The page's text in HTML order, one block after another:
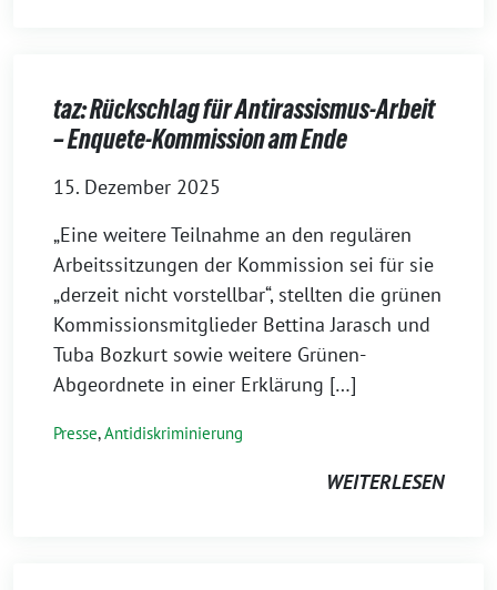
taz: Rückschlag für Antirassismus-Arbeit
– Enquete-Kommission am Ende
15. Dezember 2025
„Eine weitere Teilnahme an den regulären
Arbeitssitzungen der Kommission sei für sie
„derzeit nicht vorstellbar“, stellten die grünen
Kommissionsmitglieder Bettina Jarasch und
Tuba Bozkurt sowie weitere Grünen-
Abgeordnete in einer Erklärung […]
Presse,Antidiskriminierung
WEITERLESEN